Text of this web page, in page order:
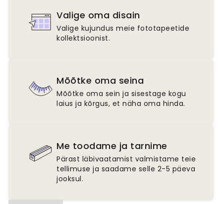
Valige oma disain
Valige kujundus meie fototapeetide
kollektsioonist.
Mõõtke oma seina
Mõõtke oma sein ja sisestage kogu
laius ja kõrgus, et näha oma hinda.
Me toodame ja tarnime
Pärast läbivaatamist valmistame teie
tellimuse ja saadame selle 2-5 päeva
jooksul.